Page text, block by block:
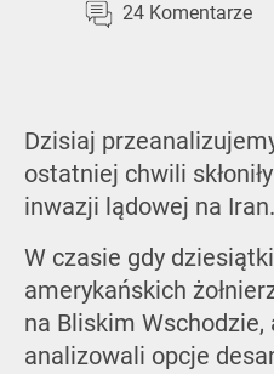
24 Komentarze
Dzisiaj
ostatniej chwili
inwazji lądowej na Iran.
W czasie gdy
amerykańskich
na Bliskim Wschodzie,
analizowali opcje